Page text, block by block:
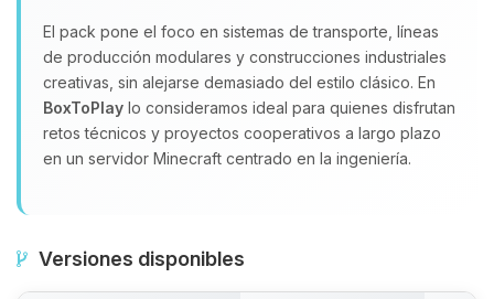
El pack pone el foco en sistemas de transporte, líneas
de producción modulares y construcciones industriales
creativas, sin alejarse demasiado del estilo clásico. En
BoxToPlay lo consideramos ideal para quienes disfrutan
retos técnicos y proyectos cooperativos a largo plazo
en un servidor Minecraft centrado en la ingeniería.
Versiones disponibles